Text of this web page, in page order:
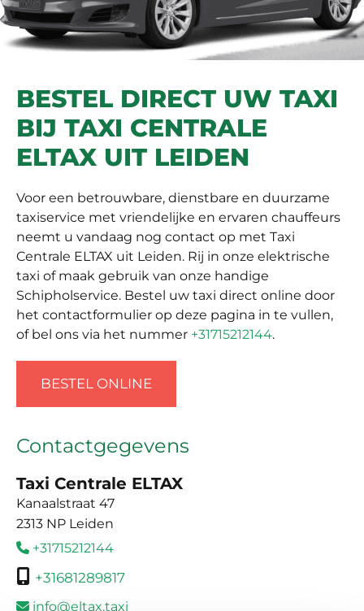
BESTEL DIRECT UW TAXI
BIJ TAXI CENTRALE
ELTAX UIT LEIDEN
Voor een betrouwbare, dienstbare en duurzame
taxiservice met vriendelijke en ervaren chauffeurs
neemt u vandaag nog contact op met Taxi
Centrale ELTAX uit Leiden. Rij in onze elektrische
taxi of maak gebruik van onze handige
Schipholservice. Bestel uw taxi direct online door
het contactformulier op deze pagina in te vullen,
of bel ons via het nummer +31715212144.
BESTEL ONLINE
Contactgegevens
Taxi Centrale ELTAX
Kanaalstraat 47
2313 NP Leiden
 +31715212144
 +31681289817
 info@eltax.taxi